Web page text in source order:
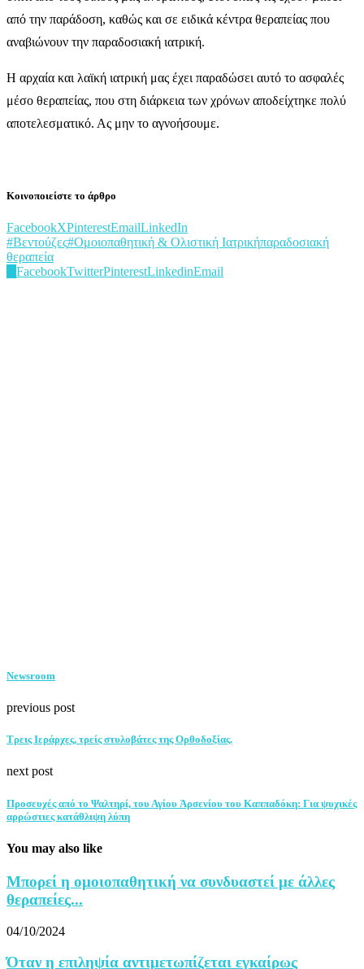
από την παράδοση, καθώς και σε ειδικά κέντρα θεραπείας που
αναβιώνουν την παραδοσιακή ιατρική.
Η αρχαία και λαϊκή ιατρική μας έχει παραδώσει αυτό το ασφαλές
μέσο θεραπείας, που στη διάρκεια των χρόνων αποδείχτηκε πολύ
αποτελεσματικό. Ας μην το αγνοήσουμε.
Κοινοποιείστε το άρθρο
FacebookXPinterestEmailLinkedIn
#Βεντούζες#Ομοιοπαθητική & Ολιστική Ιατρικήπαραδοσιακή
θεραπεία
FacebookTwitterPinterestLinkedinEmail
Newsroom
previous post
Τρεις Ιεράρχες, τρείς στυλοβάτες της Ορθοδοξίας.
next post
Προσευχές από το Ψαλτηρί, του Αγίου Ἀρσενίου του Καππαδόκη: Για ψυχικές
αρρώστιες κατάθλιψη λύπη
You may also like
Μπορεί η ομοιοπαθητική να συνδυαστεί με άλλες
θεραπείες...
04/10/2024
Όταν η επιληψία αντιμετωπίζεται εγκαίρως